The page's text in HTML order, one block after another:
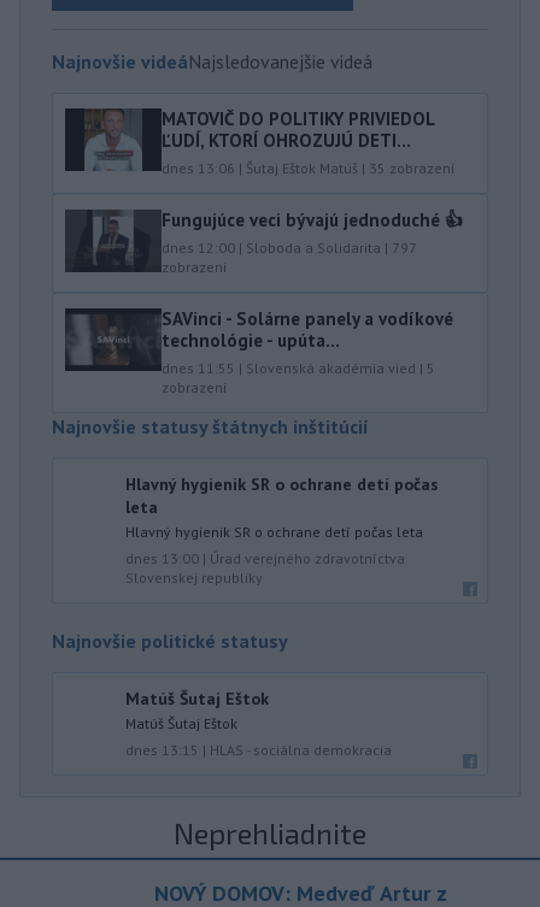
Najnovšie videáNajsledovanejšie videá
MATOVIČ DO POLITIKY PRIVIEDOL
ĽUDÍ, KTORÍ OHROZUJÚ DETI...
dnes 13:06 | Šutaj Eštok Matúš | 35 zobrazení
Fungujúce veci bývajú jednoduché 👍
dnes 12:00 | Sloboda a Solidarita | 797
zobrazení
SAVinci - Solárne panely a vodíkové
technológie - upúta...
dnes 11:55 | Slovenská akadémia vied | 5
zobrazení
Najnovšie statusy štátnych inštitúcií
Hlavný hygienik SR o ochrane detí počas
leta
Hlavný hygienik SR o ochrane detí počas leta
dnes 13:00 | Úrad verejného zdravotníctva
Slovenskej republiky
Najnovšie politické statusy
Matúš Šutaj Eštok
Matúš Šutaj Eštok
dnes 13:15 | HLAS - sociálna demokracia
Neprehliadnite
NOVÝ DOMOV: Medveď Artur z